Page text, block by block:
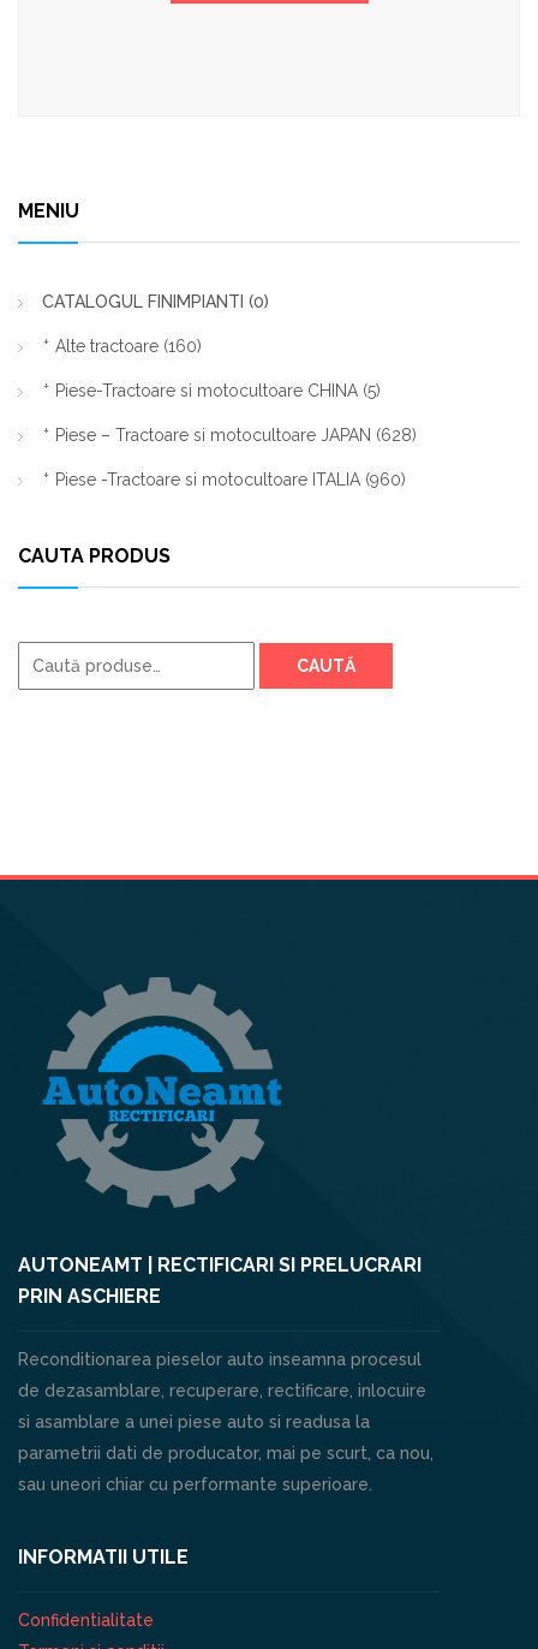
MENIU
CATALOGUL FINIMPIANTI (0)
Alte tractoare (160)
Piese-Tractoare si motocultoare CHINA (5)
Piese – Tractoare si motocultoare JAPAN (628)
Piese -Tractoare si motocultoare ITALIA (960)
CAUTA PRODUS
Caută
după:
CAUTĂ
AUTONEAMT | RECTIFICARI SI PRELUCRARI
PRIN ASCHIERE
Reconditionarea pieselor auto inseamna procesul
de dezasamblare, recuperare, rectificare, inlocuire
si asamblare a unei piese auto si readusa la
parametrii dati de producator, mai pe scurt, ca nou,
sau uneori chiar cu performante superioare.
INFORMATII UTILE
Confidentialitate